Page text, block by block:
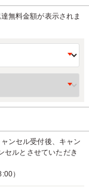
無料金額が表示されま
ンセル受付後、キャン
セルとさせていただき
）